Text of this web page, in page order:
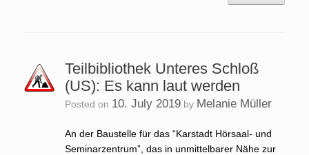
Teilbibliothek Unteres Schloß
(US): Es kann laut werden
Posted on 10. July 2019 by Melanie Müller
An der Baustelle für das “Karstadt Hörsaal- und
Seminarzentrum”, das in unmittelbarer Nähe zur